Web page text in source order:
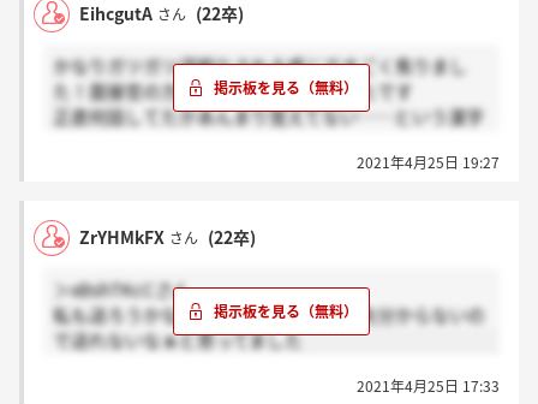
EihcgutA さん (22卒)
かなりガツガツ深掘りされる感じですごく焦りまし
た！面接官の方の表情も読みづらかったです
正直何話してたかあんまり覚えてない……という漢字
2021年4月25日 19:27
ZrYHMkFX さん (22卒)
＞xBshTKcCさん
私も送ろうかなと思ったのですが、宛先分からないの
で送れないなぁと思ってました
2021年4月25日 17:33